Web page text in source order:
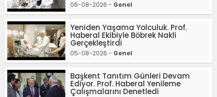
06-08-2026 - Genel
Yeniden Yaşama Yolculuk. Prof.
Haberal Ekibiyle Böbrek Nakli
Gerçekleştirdi
05-08-2026 - Genel
Başkent Tanıtım Günleri Devam
Ediyor. Prof. Haberal Yenileme
Çalışmalarını Denetledi